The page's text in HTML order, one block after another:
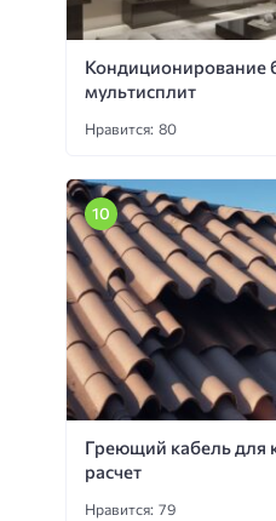
Кондиционирование
мультисплит
Нравится: 80
Греющий кабель для
расчет
Нравится: 79